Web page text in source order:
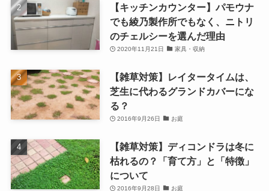
【キッチンカウンター】パモウナ
でも綾乃製作所でもなく、ニトリ
のチェルシーを選んだ理由
2020年11月21日 家具・収納
【雑草対策】レイタータイムは、
芝生に代わるグランドカバーにな
る？
2016年9月26日 お庭
【雑草対策】ディコンドラは冬に
枯れるの？「育て方」と「特徴」
について
2016年9月28日 お庭